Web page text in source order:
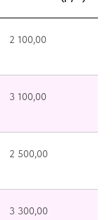
2 100,00
3 100,00
2 500,00
3 300,00